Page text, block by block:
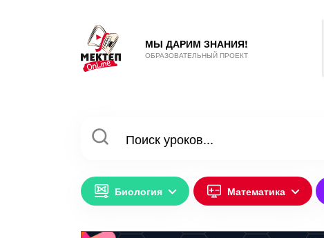
МЫ ДАРИМ ЗНАНИЯ!
ОБРАЗОВАТЕЛЬНЫЙ ПРОЕКТ
Биология Математика